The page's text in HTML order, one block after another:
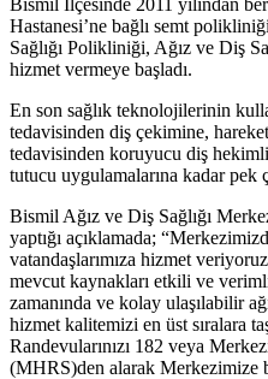
Hastanesi’ne bağlı semt
Sağlığı Polikliniği, Ağız ve Diş
hizmet vermeye başladı.
En son sağlık teknolojilerinin
tedavisinden diş çekimine,
tedavisinden koruyucu diş
tutucu uygulamalarına kadar pek
Bismil Ağız ve Diş Sağlığı
yaptığı açıklamada;
vatandaşlarımıza hizmet
mevcut kaynakları etkili ve
zamanında ve kolay ulaşılabilir
hizmet kalitemizi en üst sıralara
Randevularınızı 182 veya
(MHRS)den alarak Merkezimize